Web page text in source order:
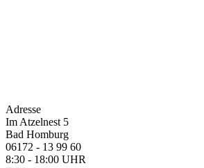
Adresse
Im Atzelnest 5
Bad Homburg
06172 - 13 99 60
8:30 - 18:00 UHR